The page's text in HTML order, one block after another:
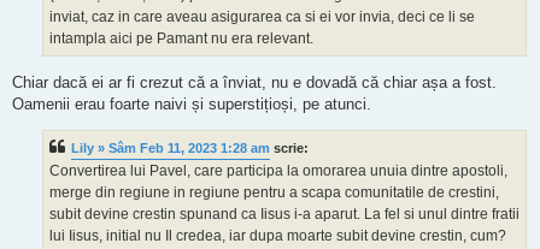
inviat, caz in care aveau asigurarea ca si ei vor invia, deci ce li se
intampla aici pe Pamant nu era relevant.
Chiar dacă ei ar fi crezut că a înviat, nu e dovadă că chiar așa a fost.
Oamenii erau foarte naivi și superstițioși, pe atunci.
Lily » Sâm Feb 11, 2023 1:28 am scrie:
Convertirea lui Pavel, care participa la omorarea unuia dintre apostoli,
merge din regiune in regiune pentru a scapa comunitatile de crestini,
subit devine crestin spunand ca Iisus i-a aparut. La fel si unul dintre fratii
lui Iisus, initial nu Il credea, iar dupa moarte subit devine crestin, cum?